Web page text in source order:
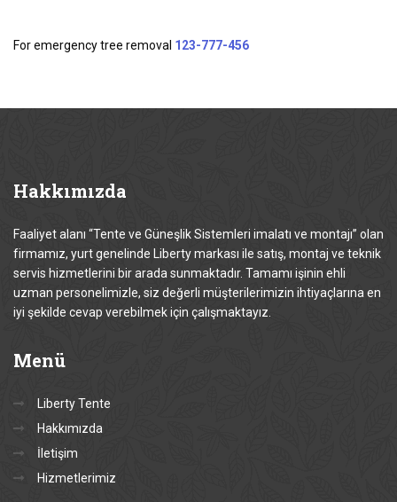
For emergency tree removal 123-777-456
Hakkımızda
Faaliyet alanı “Tente ve Güneşlik Sistemleri imalatı ve montajı” olan
firmamız, yurt genelinde Liberty markası ile satış, montaj ve teknik
servis hizmetlerini bir arada sunmaktadır. Tamamı işinin ehli
uzman personelimizle, siz değerli müşterilerimizin ihtiyaçlarına en
iyi şekilde cevap verebilmek için çalışmaktayız.
Menü
Liberty Tente
Hakkımızda
İletişim
Hizmetlerimiz